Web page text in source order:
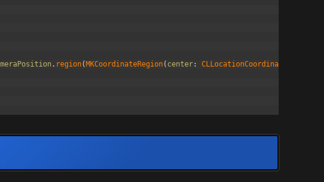
. region( MKCoordinateRegion( center : CLLocationCoordinate2D